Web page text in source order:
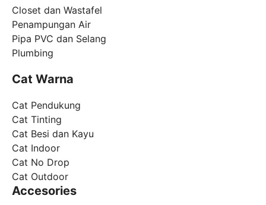
Closet dan Wastafel
Penampungan Air
Pipa PVC dan Selang
Plumbing
Cat Warna
Cat Pendukung
Cat Tinting
Cat Besi dan Kayu
Cat Indoor
Cat No Drop
Cat Outdoor
Accesories